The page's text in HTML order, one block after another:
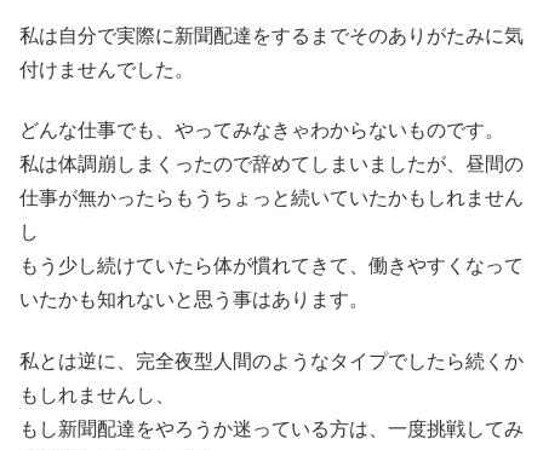
私は自分で実際に新聞配達をするまでそのありがたみに気
付けませんでした。
どんな仕事でも、やってみなきゃわからないものです。
私は体調崩しまくったので辞めてしまいましたが、昼間の
仕事が無かったらもうちょっと続いていたかもしれません
し
もう少し続けていたら体が慣れてきて、働きやすくなって
いたかも知れないと思う事はあります。
私とは逆に、完全夜型人間のようなタイプでしたら続くか
もしれませんし、
もし新聞配達をやろうか迷っている方は、一度挑戦してみ